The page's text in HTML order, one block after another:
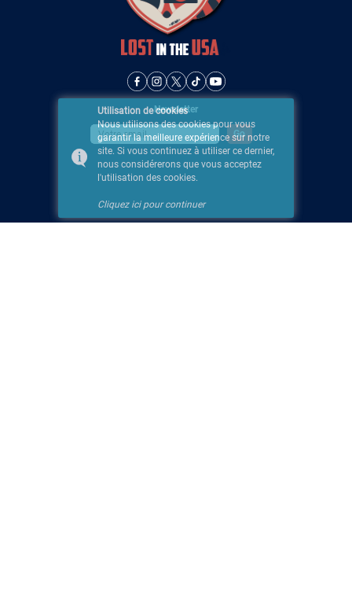
Newsletter
Utilisation de cookies
Nous utilisons des cookies pour vous
garantir la meilleure expérience sur notre
site. Si vous continuez à utiliser ce dernier,
nous considérerons que vous acceptez
l'utilisation des cookies.
Cliquez ici pour continuer